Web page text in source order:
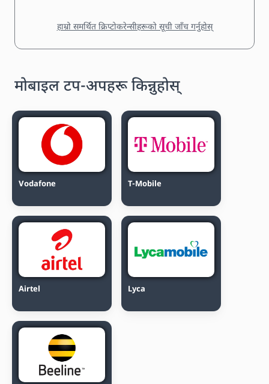
हाम्रो समर्थित क्रिप्टोकरेन्सीहरूको सूची जाँच गर्नुहोस्
मोबाइल टप-अपहरू किन्नुहोस्
Vodafone T-Mobile
Airtel Lyca